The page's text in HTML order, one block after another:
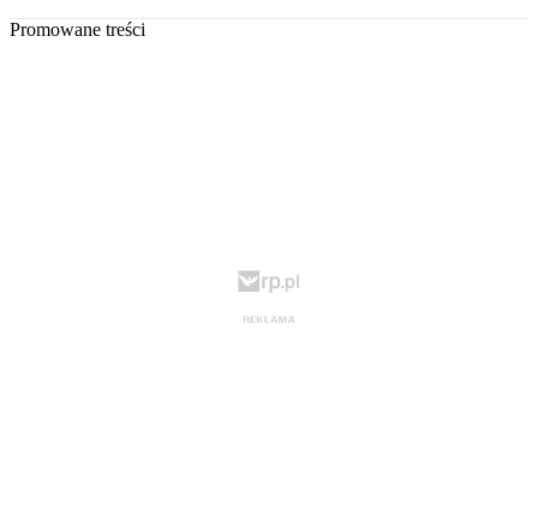
Promowane treści